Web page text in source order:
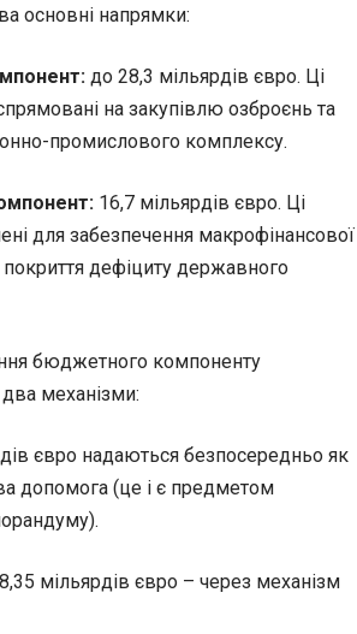
основні напрямки:
до 28,3 мільярдів євро. Ці
на закупівлю озброєнь та
промислового комплексу.
16,7 мільярдів євро. Ці
для забезпечення макрофінансової
покриття дефіциту державного
бюджетного компоненту
механізми:
євро надаються безпосередньо як
допомога (це і є предметом
мільярдів євро – через механізм